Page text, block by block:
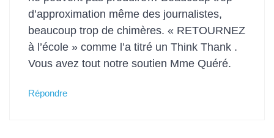
d’approximation même des journalistes,
beaucoup trop de chimères. « RETOURNEZ
à l’école » comme l’a titré un Think Thank .
Vous avez tout notre soutien Mme Quéré.
Répondre